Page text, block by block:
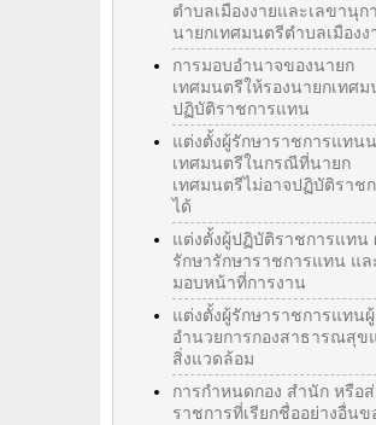
ตำบลเมืองงายและเลขานุก
นายกเทศมนตรีตำบลเมืองง
การมอบอำนาจของนายก
เทศมนตรีให้รองนายกเทศม
ปฏิบัติราชการแทน
แต่งตั้งผู้รักษาราชการแทน
เทศมนตรีในกรณีที่นายก
เทศมนตรีไม่อาจปฏิบัติราช
ได้
แต่งตั้งผู้ปฏิบัติราชการแทน
รักษารักษาราชการแทน แล
มอบหน้าที่การงาน
แต่งตั้งผู้รักษาราชการแทนผู้
อำนวยการกองสาธารณสุข
สิ่งแวดล้อม
การกำหนดกอง สำนัก หรือ
ราชการที่เรียกชื่ออย่างอื่นข